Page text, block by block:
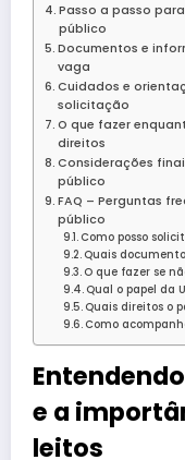
Passo a passo
público
Documentos e
vaga
Cuidados e
solicitação
O que fazer
direitos
Considerações
público
FAQ – Perguntas
público
Como posso
Quais
O que fazer se
Qual o papel da
Quais direitos o
Como
e a
leitos